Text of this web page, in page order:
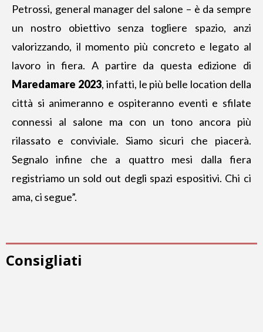
Petrossi, general manager del salone – è da sempre
un nostro obiettivo senza togliere spazio, anzi
valorizzando, il momento più concreto e legato al
lavoro in fiera. A partire da questa edizione di
Maredamare 2023, infatti, le più belle location della
città si animeranno e ospiteranno eventi e sfilate
connessi al salone ma con un tono ancora più
rilassato e conviviale. Siamo sicuri che piacerà.
Segnalo infine che a quattro mesi dalla fiera
registriamo un sold out degli spazi espositivi. Chi ci
ama, ci segue”.
Consigliati